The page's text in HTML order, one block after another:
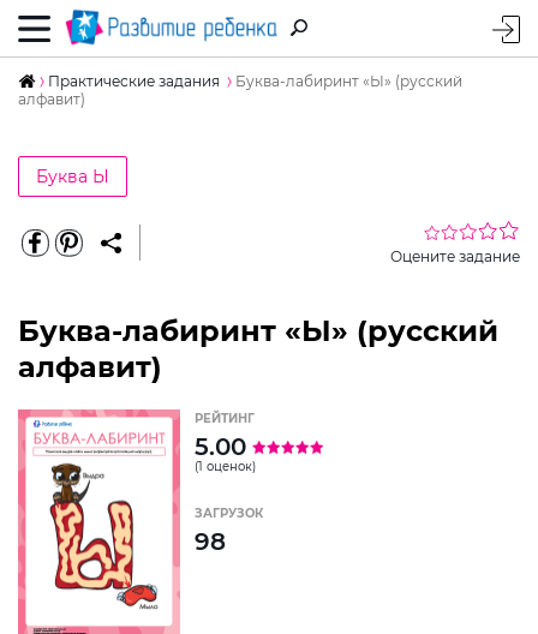
Практические задания
Буква-лабиринт «Ы» (русский
алфавит)
Буква Ы
Оцените задание
Буква-лабиринт «Ы» (русский
алфавит)
РЕЙТИНГ
5.00
(1 оценок)
ЗАГРУЗОК
98